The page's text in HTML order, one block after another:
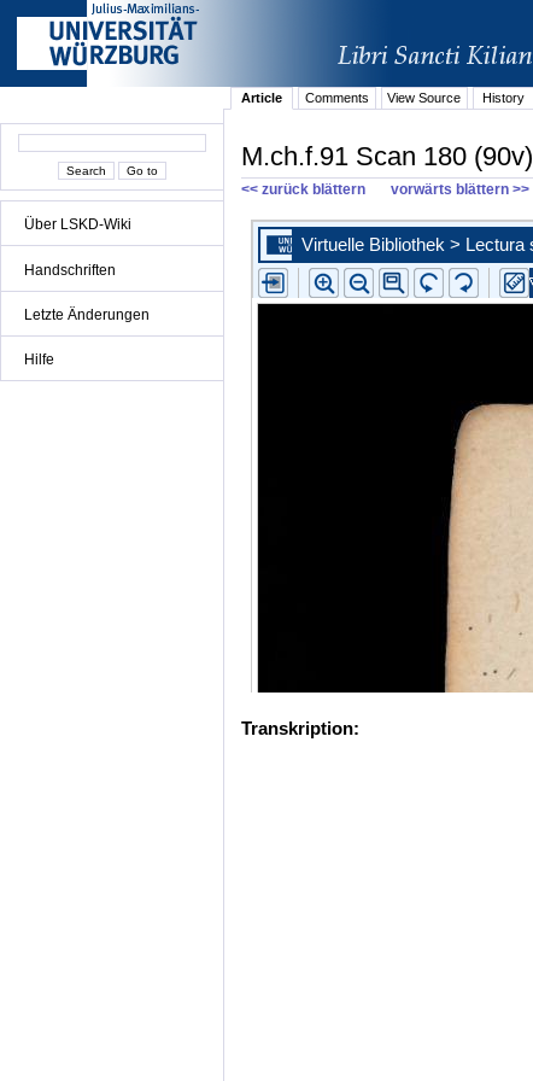
Über LSKD-Wiki
Handschriften
Letzte Änderungen
Hilfe
Article
Comments View Source History
M.ch.f.91 Scan 180 (90v)
<< zurück blättern vorwärts blättern >>
Transkription: